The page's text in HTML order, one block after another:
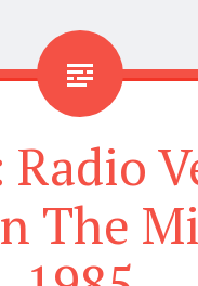
Radio
The